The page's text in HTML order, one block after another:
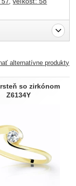
alternatívne produkty
so zirkónom
Z6134Y